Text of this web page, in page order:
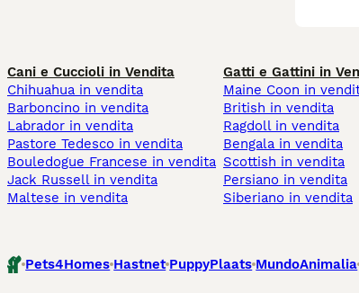
Cani e Cuccioli in Vendita
Chihuahua in vendita
Barboncino in vendita
Labrador in vendita
Pastore Tedesco in vendita
Bouledogue Francese in vendita
Jack Russell in vendita
Maltese in vendita
Gatti e Gattini in
Maine Coon in
British in vendita
Ragdoll in vendita
Bengala in vendita
Scottish in vendita
Persiano in vendita
Siberiano in vendita
Pets4Homes Hastnet PuppyPlaats MundoAnimalia